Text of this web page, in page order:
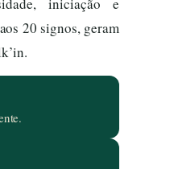
20 signos, geram